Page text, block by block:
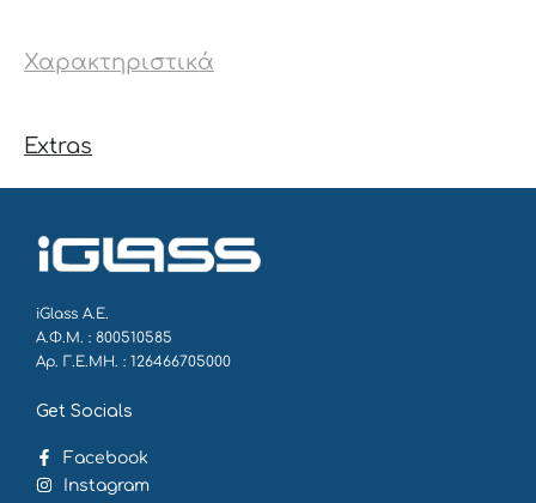
Χαρακτηριστικά
Extras
iGlass Α.Ε.
Α.Φ.Μ. : 800510585
Αρ. Γ.Ε.ΜΗ. : 126466705000
Get Socials
Facebook
Instagram